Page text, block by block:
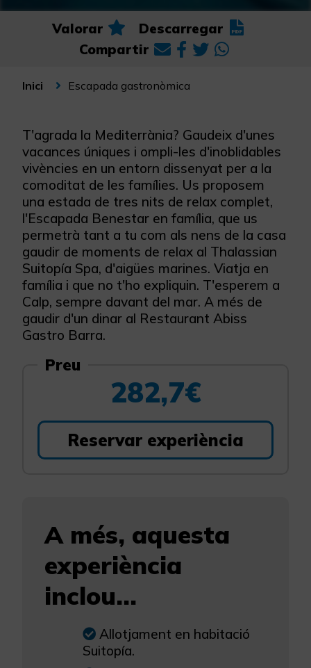
Valorar
Descarregar
Compartir
Inici Escapada gastronòmica
T'agrada la Mediterrània? Gaudeix d'unes
vacances úniques i ompli-les d'inoblidables
vivències en un entorn dissenyat per a la
comoditat de les famílies. Us proposem
una estada de tres nits de relax complet,
l'Escapada Benestar en família, que us
permetrà tant a tu com als nens de la casa
gaudir de moments de relax al Thalassian
Suitopía Spa, d'aigües marines. Viatja en
família i que no t'ho expliquin. T'esperem a
Calp, sempre davant del mar. A més de
gaudir d'un dinar al Restaurant Abiss
Gastro Barra.
Preu
282,7€
Reservar experiència
A més, aquesta
experiència
inclou...
Allotjament en habitació
Suitopía.